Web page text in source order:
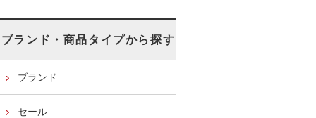
ブランド・商品タイプから探す
ブランド
セール